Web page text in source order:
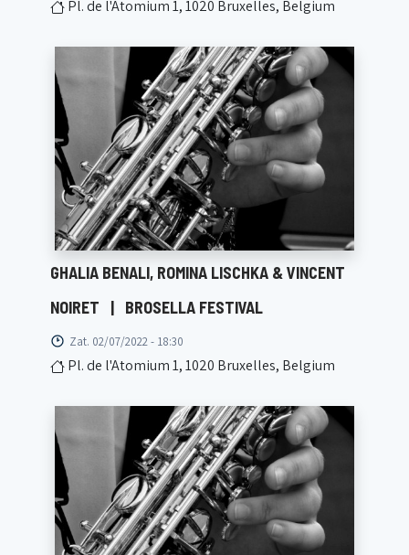
Pl. de l'Atomium 1, 1020 Bruxelles, Belgium
GHALIA BENALI, ROMINA LISCHKA & VINCENT
NOIRET
| BROSELLA FESTIVAL
Zat. 02/07/2022 - 18:30
Pl. de l'Atomium 1, 1020 Bruxelles, Belgium